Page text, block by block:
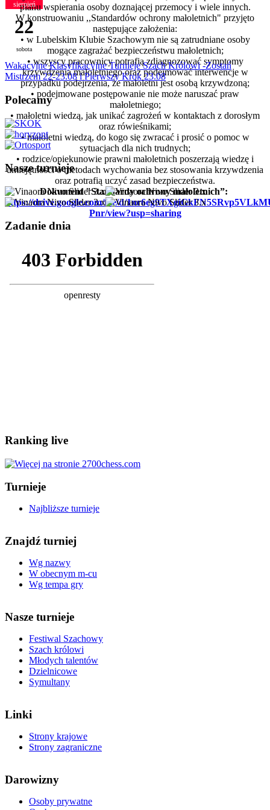
planu wspierania osoby doznającej przemocy i wiele innych.
W konstruowaniu ,,Standardów ochrony małoletnich" przyjęto
następujące założenia:
• w Lubelskim Klubie Szachowym nie są zatrudniane osoby
mogące zagrażać bezpieczeństwu małoletnich;
• wszyscy pracownicy potrafią zdiagnozować symptomy
krzywdzenia małoletniego oraz podejmować interwencje w
przypadku podejrzenia, że małoletni jest osobą krzywdzoną;
• podejmowane postępowanie nie może naruszać praw
małoletniego;
• małoletni wiedzą, jak unikać zagrożeń w kontaktach z dorosłym
oraz rówieśnikami;
• małoletni wiedzą, do kogo się zwracać i prosić o pomoc w
sytuacjach dla nich trudnych;
• rodzice/opiekunowie prawni małoletnich poszerzają wiedzę i
umiejętności o metodach wychowania bez stosowania krzywdzenia
oraz potrafią uczyć zasad bezpieczeństwa.
Dokument "Standardy ochrony małoletnich”:
https://drive.google.com/file/d/
Pnr/view?usp=sharing
sierpień
22
sobota
Wakacyjne Klasyfikacyjne Turnieje Szach Królowi -Zostań
Mistrzem 22-23.08 i Pierwszy Krok 23.08
Polecamy
Nasze turnieje
Zadanie dnia
Ranking live
Turnieje
Najbliższe turnieje
Znajdź turniej
Wg nazwy
W obecnym m-cu
Wg tempa gry
Nasze turnieje
Festiwal Szachowy
Szach królowi
Młodych talentów
Dzielnicowe
Symultany
Linki
Strony krajowe
Strony zagraniczne
Darowizny
Osoby prywatne